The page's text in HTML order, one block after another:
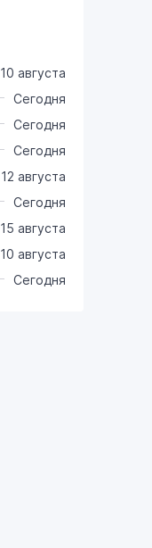
10 августа
Сегодня
Сегодня
Сегодня
12 августа
Сегодня
15 августа
10 августа
Сегодня